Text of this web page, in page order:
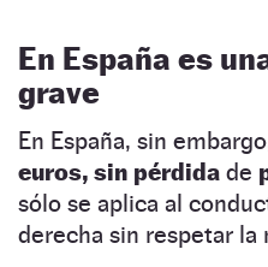
En España es
grave
En España, sin
euros, sin pérdida de
sólo se aplica al
derecha sin respetar la